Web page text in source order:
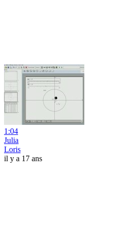
1:04
Julia
Loris
il y a 17 ans